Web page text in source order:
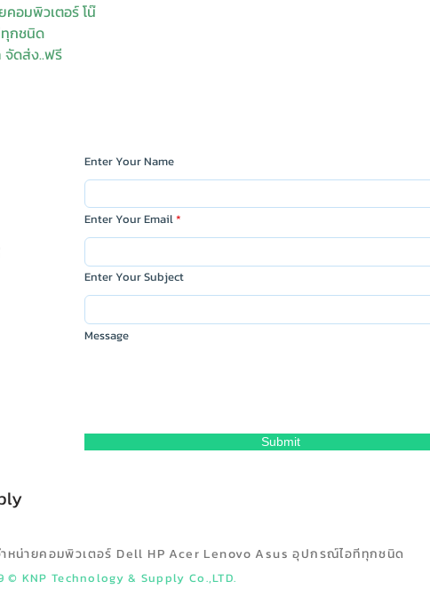
คอมพิวเตอร์ โน๊
ทุกชนิด
จัดส่ง..ฟรี
Enter Your Name
Enter Your Email
Enter Your Subject
Message
Submit
หน่ายคอมพิวเตอร์ Dell HP Acer Lenovo Asus อุปกรณ์ไอทีทุกชนิด
© KNP Technology & Supply Co.,LTD.